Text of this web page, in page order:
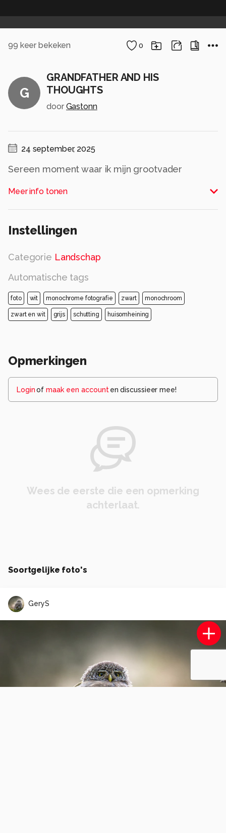
99 keer bekeken 0
G
GRANDFATHER AND HIS
THOUGHTS
door Gastonn
24 september, 2025
Sereen moment waar ik mijn grootvader
genoot
Meer info tonen
Instellingen
Categorie Landschap
Automatische tags
foto wit monochrome fotografie zwart monochroom
zwart en wit grijs schutting huisomheining
Opmerkingen
Loginof maak een account en discussieer mee!
Wees de eerste die een opmerking
achterlaat.
Soortgelijke foto's
GeryS